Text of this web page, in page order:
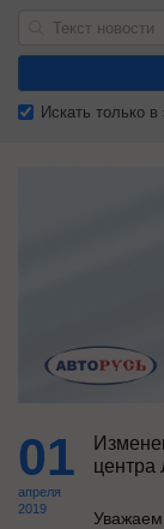
Искать только в
01
апреля
2019